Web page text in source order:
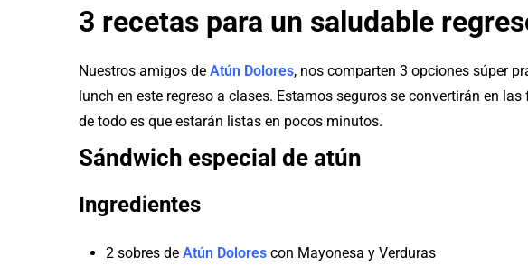
3 recetas para un saludable
Nuestros amigos de Atún Dolores, nos comparten 3 opciones súper
lunch en este regreso a clases. Estamos seguros se convertirán en
de todo es que estarán listas en pocos minutos.
Sándwich especial de atún
Ingredientes
2 sobres de Atún Dolores con Mayonesa y Verduras